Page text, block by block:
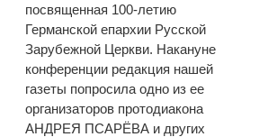
посвященная 100-летию
Германской епархии Русской
Зарубежной Церкви. Накануне
конференции редакция нашей
газеты попросила одно из ее
организаторов протодиакона
АНДРЕЯ ПСАРЁВА и других